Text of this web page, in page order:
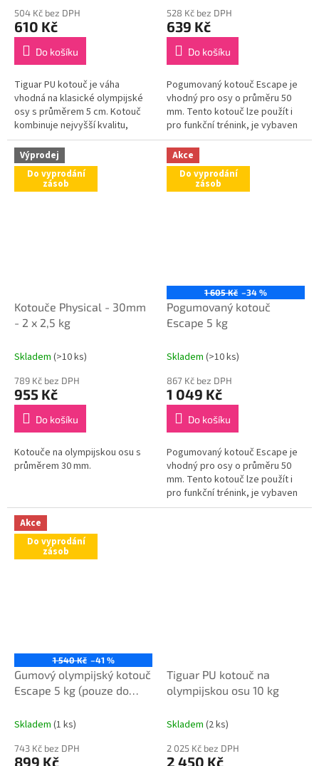
504 Kč bez DPH
610 Kč
Do košíku
Tiguar PU kotouč je váha
vhodná na klasické olympijské
osy s průměrem 5 cm. Kotouč
kombinuje nejvyšší kvalitu,
funkčnost a moderní design.
528 Kč bez DPH
639 Kč
Do košíku
Pogumovaný kotouč Escape je
vhodný pro osy o průměru 50
mm. Tento kotouč lze použít i
pro funkční trénink, je vybaven
dvěmi otvory pro úchop. Tyto
úchopy pak nabízí možnosti
pro...
Výprodej
Do vyprodání
zásob
Kotouče Physical - 30mm
- 2 x 2,5 kg
Skladem (>10 ks)
789 Kč bez DPH
955 Kč
Do košíku
Kotouče na olympijskou osu s
průměrem 30 mm.
Akce
Do vyprodání
zásob
1 605 Kč –34 %
Pogumovaný kotouč
Escape 5 kg
Skladem (>10 ks)
867 Kč bez DPH
1 049 Kč
Do košíku
Pogumovaný kotouč Escape je
vhodný pro osy o průměru 50
mm. Tento kotouč lze použít i
pro funkční trénink, je vybaven
dvěmi otvory pro úchop. Tyto
Akce
Do vyprodání
zásob
1 540 Kč –41 %
Gumový olympijský kotouč
Escape 5 kg (pouze do
Skladem (1 ks)
743 Kč bez DPH
899 Kč
Tiguar PU kotouč na
olympijskou osu 10 kg
Skladem (2 ks)
2 025 Kč bez DPH
2 450 Kč